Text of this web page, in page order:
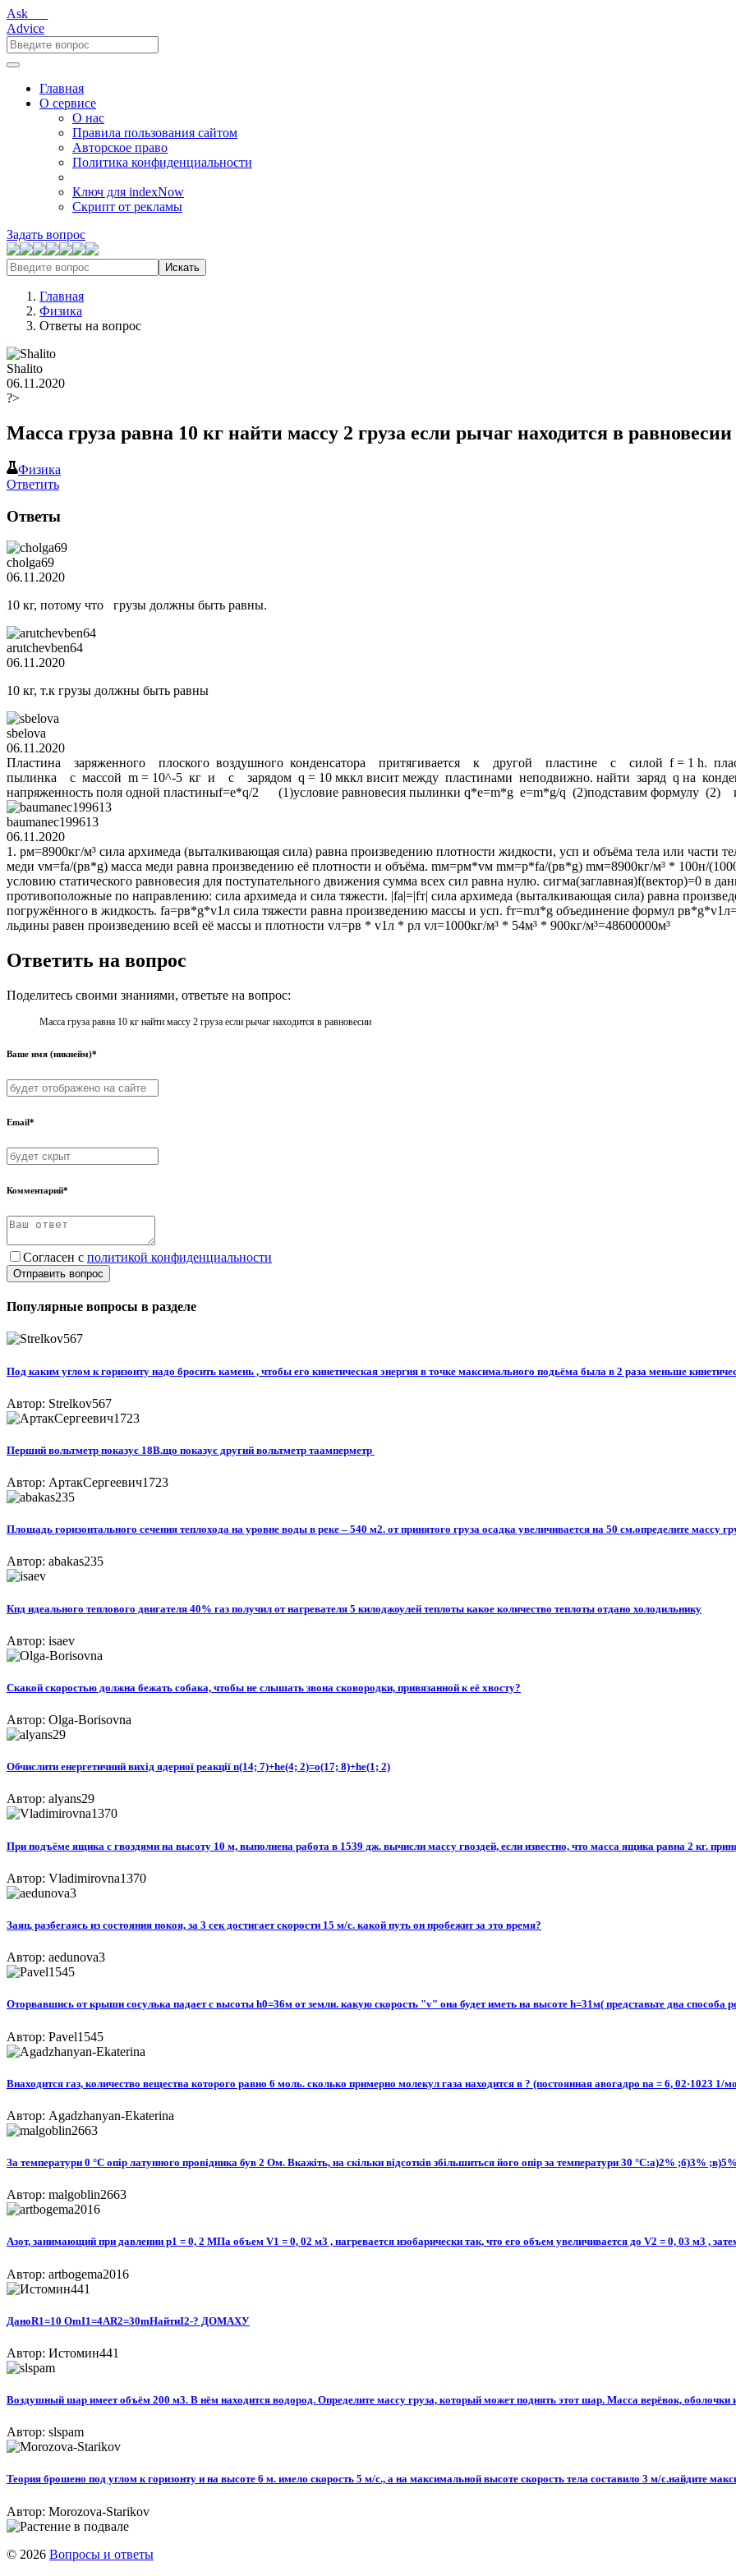
Ask___
Advice
Главная
О сервисе
О нас
Правила пользования сайтом
Авторское право
Политика конфиденциальности
Ключ для indexNow
Скрипт от рекламы
Задать вопрос
Искать
Главная
Физика
Ответы на вопрос
Shalito
06.11.2020
?>
Масса груза равна 10 кг найти массу 2 груза если рычаг находится в равновесии
Физика
Ответить
Ответы
cholga69
06.11.2020
10 кг, потому что грузы должны быть равны.
arutchevben64
06.11.2020
10 кг, т.к грузы должны быть равны
sbelova
06.11.2020
Пластина заряженного плоского воздушного конденсатора притягивается к другой пластине с силой f = 1 h.
пылинка с массой m = 10^-5 кг и с зарядом q = 10 мккл висит между пластинами неподвижно. найти заряд q на
напряженность поля одной пластиныf=e*q/2 (1)условие равновесия пылинки q*e=m*g e=m*g/q (2)подставим формулу
baumanec199613
06.11.2020
1. pм=8900кг/м³ сила архимеда (выталкивающая сила) равна произведению плотности жидкости, усп и объёма тела или части
меди vм=fа/(pв*g) масса меди равна произведению её плотности и объёма. mм=pм*vм mм=p*fa/(pв*g) mм=8900кг/м³ * 100н/
условию статического равновесия для поступательного движения сумма всех сил равна нулю. сигма(заглавная)f(вектор)=0 в
противоположные по направлению: сила архимеда и сила тяжести. |fa|=|fт| сила архимеда (выталкивающая сила) равна
погружённого в жидкость. fa=pв*g*v1л сила тяжести равна произведению массы и усп. fт=mл*g объединение формул
льдины равен произведению всей её массы и плотности vл=рв * v1л * pл vл=1000кг/м³ * 54м³ * 900кг/м³=48600000м³
Ответить на вопрос
Поделитесь своими знаниями, ответьте на вопрос:
Масса груза равна 10 кг найти массу 2 груза если рычаг находится в равновесии
Ваше имя (никнейм)*
Email*
Комментарий*
Согласен с политикой конфиденциальности
Отправить вопрос
Популярные вопросы в разделе
Под каким углом к горизонту надо бросить камень , чтобы его кинетическая энергия в точке максимального подьёма была в 2 раза меньше
Автор: Strelkov567
Перший вольтметр показує 18В.що показує другий вольтметр таамперметр ​
Автор: АртакСергеевич1723
Площадь горизонтального сечения теплохода на уровне воды в реке – 540 м2. от принятого груза осадка увеличивается на 50 см.определите массу
Автор: abakas235
Кпд идеального теплового двигателя 40% газ получил от нагревателя 5 килоджоулей теплоты какое количество теплоты отдано холодильнику
Автор: isaev
Скакой скоростью должна бежать собака, чтобы не слышать звона сковородки, привязанной к её хвосту?
Автор: Olga-Borisovna
Обчислити енергетичний вихід ядерної реакції n(14; 7)+he(4; 2)=o(17; 8)+he(1; 2)
Автор: alyans29
При подъёме ящика с гвоздями на высоту 10 м, выполнена работа в 1539 дж. вычисли массу гвоздей, если известно, что масса ящика равна 2 кг.
Автор: Vladimirovna1370
Заяц, разбегаясь из состояния покоя, за 3 сек достигает скорости 15 м/с. какой путь он пробежит за это время?
Автор: aedunova3
Оторвавшись от крыши сосулька падает с высоты h0=36м от земли. какую скорость "v" она будет иметь на высоте h=31м( представьте два способа
Автор: Pavel1545
Внаходится газ, количество вещества которого равно 6 моль. сколько примерно молекул газа находится в ? (постоянная авогадро na = 6, 02·1023 1/
Автор: Agadzhanyan-Ekaterina
За температури 0 °С опір латунного провідника був 2 Ом. Вкажіть, на скільки відсотків збільшиться його опір за температури 30 °С:а)2% ;б)3%
Автор: malgoblin2663
Азот, занимающий при давлении p1 = 0, 2 МПа объем V1 = 0, 02 м3 , нагревается изобарически так, что его объем увеличивается до V2 = 0, 03 м3 ,
Автор: artbogema2016
ДаноR1=10 OmI1=4AR2=30mНайтиI2-? ДОМАХУ​
Автор: Истомин441
Воздушный шар имеет объём 200 м3. В нём находится водород. Определите массу груза, который может поднять этот шар. Масса верёвок,
Автор: slspam
Теория брошено под углом к горизонту и на высоте 6 м. имело скорость 5 м/с., а на максимальной высоте скорость тела составило 3 м/с.найдите
Автор: Morozova-Starikov
© 2026 Вопросы и ответы